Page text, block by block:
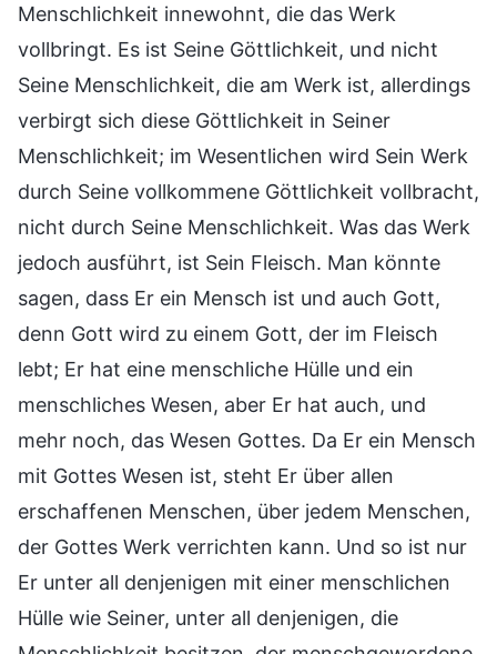
Menschlichkeit innewohnt, die das Werk
vollbringt. Es ist Seine Göttlichkeit, und nicht
Seine Menschlichkeit, die am Werk ist, allerdings
verbirgt sich diese Göttlichkeit in Seiner
Menschlichkeit; im Wesentlichen wird Sein Werk
durch Seine vollkommene Göttlichkeit vollbracht,
nicht durch Seine Menschlichkeit. Was das Werk
jedoch ausführt, ist Sein Fleisch. Man könnte
sagen, dass Er ein Mensch ist und auch Gott,
denn Gott wird zu einem Gott, der im Fleisch
lebt; Er hat eine menschliche Hülle und ein
menschliches Wesen, aber Er hat auch, und
mehr noch, das Wesen Gottes. Da Er ein Mensch
mit Gottes Wesen ist, steht Er über allen
erschaffenen Menschen, über jedem Menschen,
der Gottes Werk verrichten kann. Und so ist nur
Er unter all denjenigen mit einer menschlichen
Hülle wie Seiner, unter all denjenigen, die